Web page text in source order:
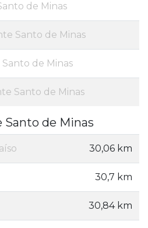
de Minas
Santo de Minas
de Minas
Santo de Minas
de Minas
30,06 km
30,7 km
30,84 km